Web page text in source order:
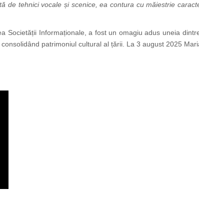
de tehnici vocale și scenice, ea contura cu măiestrie
Societății Informaționale, a fost un omagiu adus uneia
patrimoniul cultural al țării. La 3 august 2025